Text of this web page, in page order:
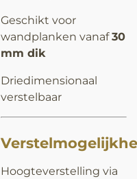
Geschikt voor
wandplanken vanaf30
mm dik
Driedimensionaal
verstelbaar
Hoogteverstelling via